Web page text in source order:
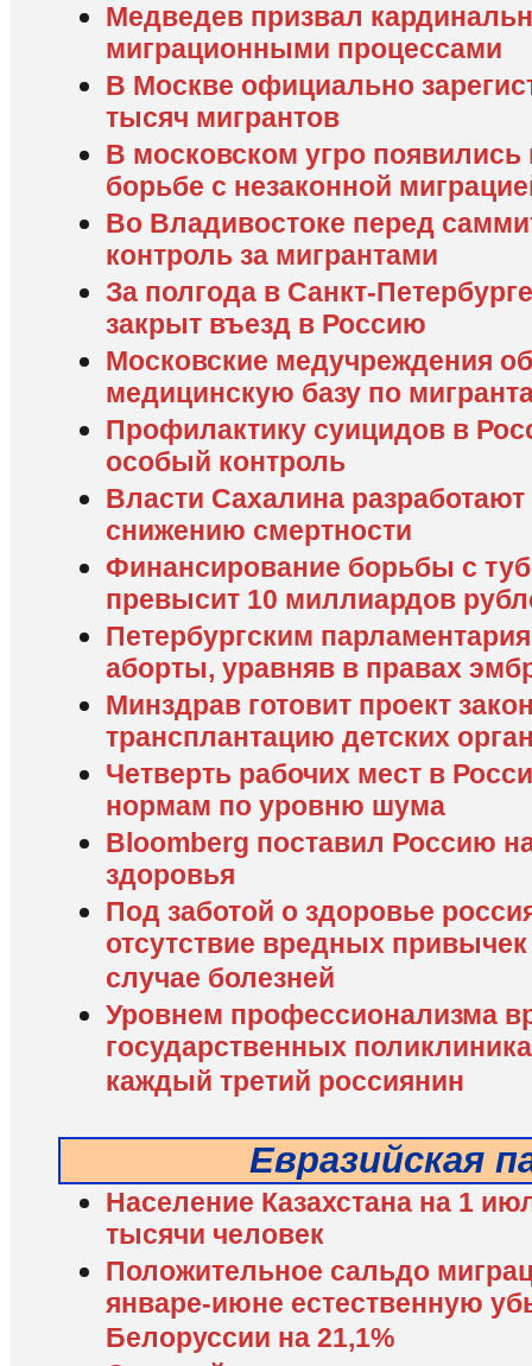
Медведев призвал
миграционными процессами
В Москве официально
тысяч мигрантов
В московском угро
борьбе с незаконной
Во Владивостоке перед
контроль за мигрантами
За полгода в Санкт-
закрыт въезд в Россию
Московские медучреждения
медицинскую базу по
Профилактику суицидов в
особый контроль
Власти Сахалина
снижению смертности
Финансирование борьбы с
превысит 10 миллиардов
Петербургским
аборты, уравняв в правах
Минздрав готовит проект
трансплантацию детских
Четверть рабочих мест в
нормам по уровню шума
Bloomberg поставил Россию
здоровья
Под заботой о здоровье
отсутствие вредных
случае болезней
Уровнем профессионализма
государственных
каждый третий россиянин
Евразийская
Население Казахстана на 1
тысячи человек
Положительное сальдо
январе-июне естественную
Белоруссии на 21,1%